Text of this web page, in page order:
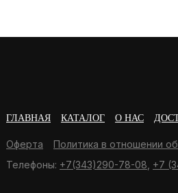
ГЛАВНАЯ КАТАЛОГ О НАС
Оферта Политика в отношении
Телефоны: +7(343)290-78-08 +7